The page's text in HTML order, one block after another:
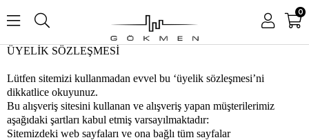
0
ÜYELİK SÖZLEŞMESİ
Lütfen sitemizi kullanmadan evvel bu ‘üyelik sözleşmesi’ni
dikkatlice okuyunuz.
Bu alışveriş sitesini kullanan ve alışveriş yapan müşterilerimiz
aşağıdaki şartları kabul etmiş varsayılmaktadır:
Sitemizdeki web sayfaları ve ona bağlı tüm sayfalar